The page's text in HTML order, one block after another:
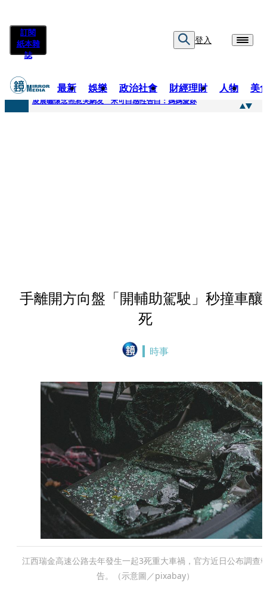
訂閱
紙本雜
誌
登入
最新 娛樂 政治社會 財經理財 人物 美
快訊
凌晨曬懷念照惹哭網友 米可白感性告白：媽媽愛妳
手離開方向盤「開輔助駕駛」秒撞車釀
死
時事
江西瑞金高速公路去年發生一起3死重大車禍，官方近日公布調查
告。（示意圖／pixabay）